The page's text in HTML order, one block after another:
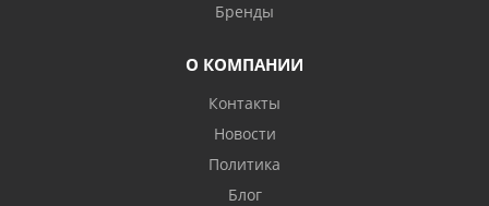
Бренды
О КОМПАНИИ
Контакты
Новости
Политика
Блог